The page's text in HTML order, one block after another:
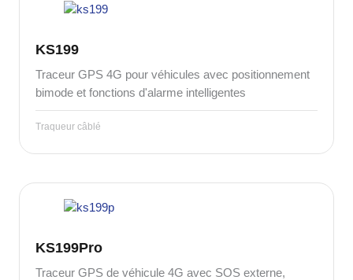
KS199
Traceur GPS 4G pour véhicules avec positionnement
bimode et fonctions d'alarme intelligentes
Traqueur câblé
KS199Pro
Traceur GPS de véhicule 4G avec SOS externe,